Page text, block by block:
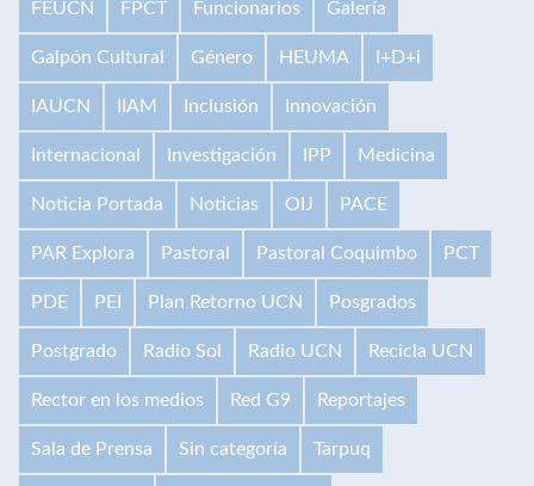
FEUCN FPCT Funcionarios Galería
Galpón Cultural Género HEUMA I+D+i
IAUCN IIAM Inclusión Innovación
Internacional Investigación IPP Medicina
Noticia Portada Noticias OIJ PACE
PAR Explora Pastoral Pastoral Coquimbo PCT
PDE PEI Plan Retorno UCN Posgrados
Postgrado Radio Sol Radio UCN Recicla UCN
Rector en los medios Red G9 Reportajes
Sala de Prensa Sin categoría Tarpuq